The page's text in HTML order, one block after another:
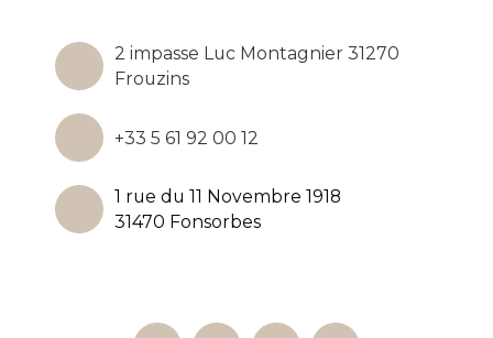
2 impasse Luc Montagnier 31270
Frouzins
+33 5 61 92 00 12
1 rue du 11 Novembre 1918
31470 Fonsorbes